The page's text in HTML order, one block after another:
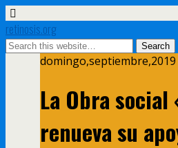
retinosis.org
domingo,septiembre,2019
La Obra social
renueva su